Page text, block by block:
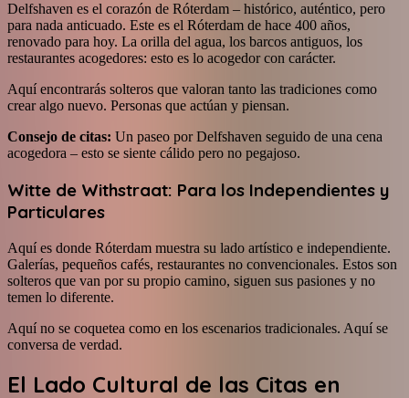
Delfshaven es el corazón de Róterdam – histórico, auténtico, pero
para nada anticuado. Este es el Róterdam de hace 400 años,
renovado para hoy. La orilla del agua, los barcos antiguos, los
restaurantes acogedores: esto es lo acogedor con carácter.
Aquí encontrarás solteros que valoran tanto las tradiciones como
crear algo nuevo. Personas que actúan y piensan.
Consejo de citas: Un paseo por Delfshaven seguido de una cena
acogedora – esto se siente cálido pero no pegajoso.
Witte de Withstraat: Para los Independientes y
Particulares
Aquí es donde Róterdam muestra su lado artístico e independiente.
Galerías, pequeños cafés, restaurantes no convencionales. Estos son
solteros que van por su propio camino, siguen sus pasiones y no
temen lo diferente.
Aquí no se coquetea como en los escenarios tradicionales. Aquí se
conversa de verdad.
El Lado Cultural de las Citas en